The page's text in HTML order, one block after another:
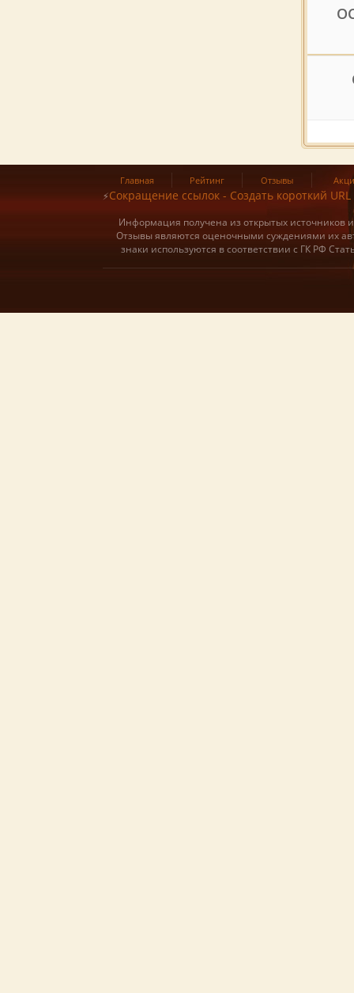
Главная Рейтинг Отзывы
⚡Сокращение ссылок - Создать короткий URL
Информация получена из открытых источников
Отзывы являются оценочными суждениями их
знаки используются в соответствии с ГК РФ